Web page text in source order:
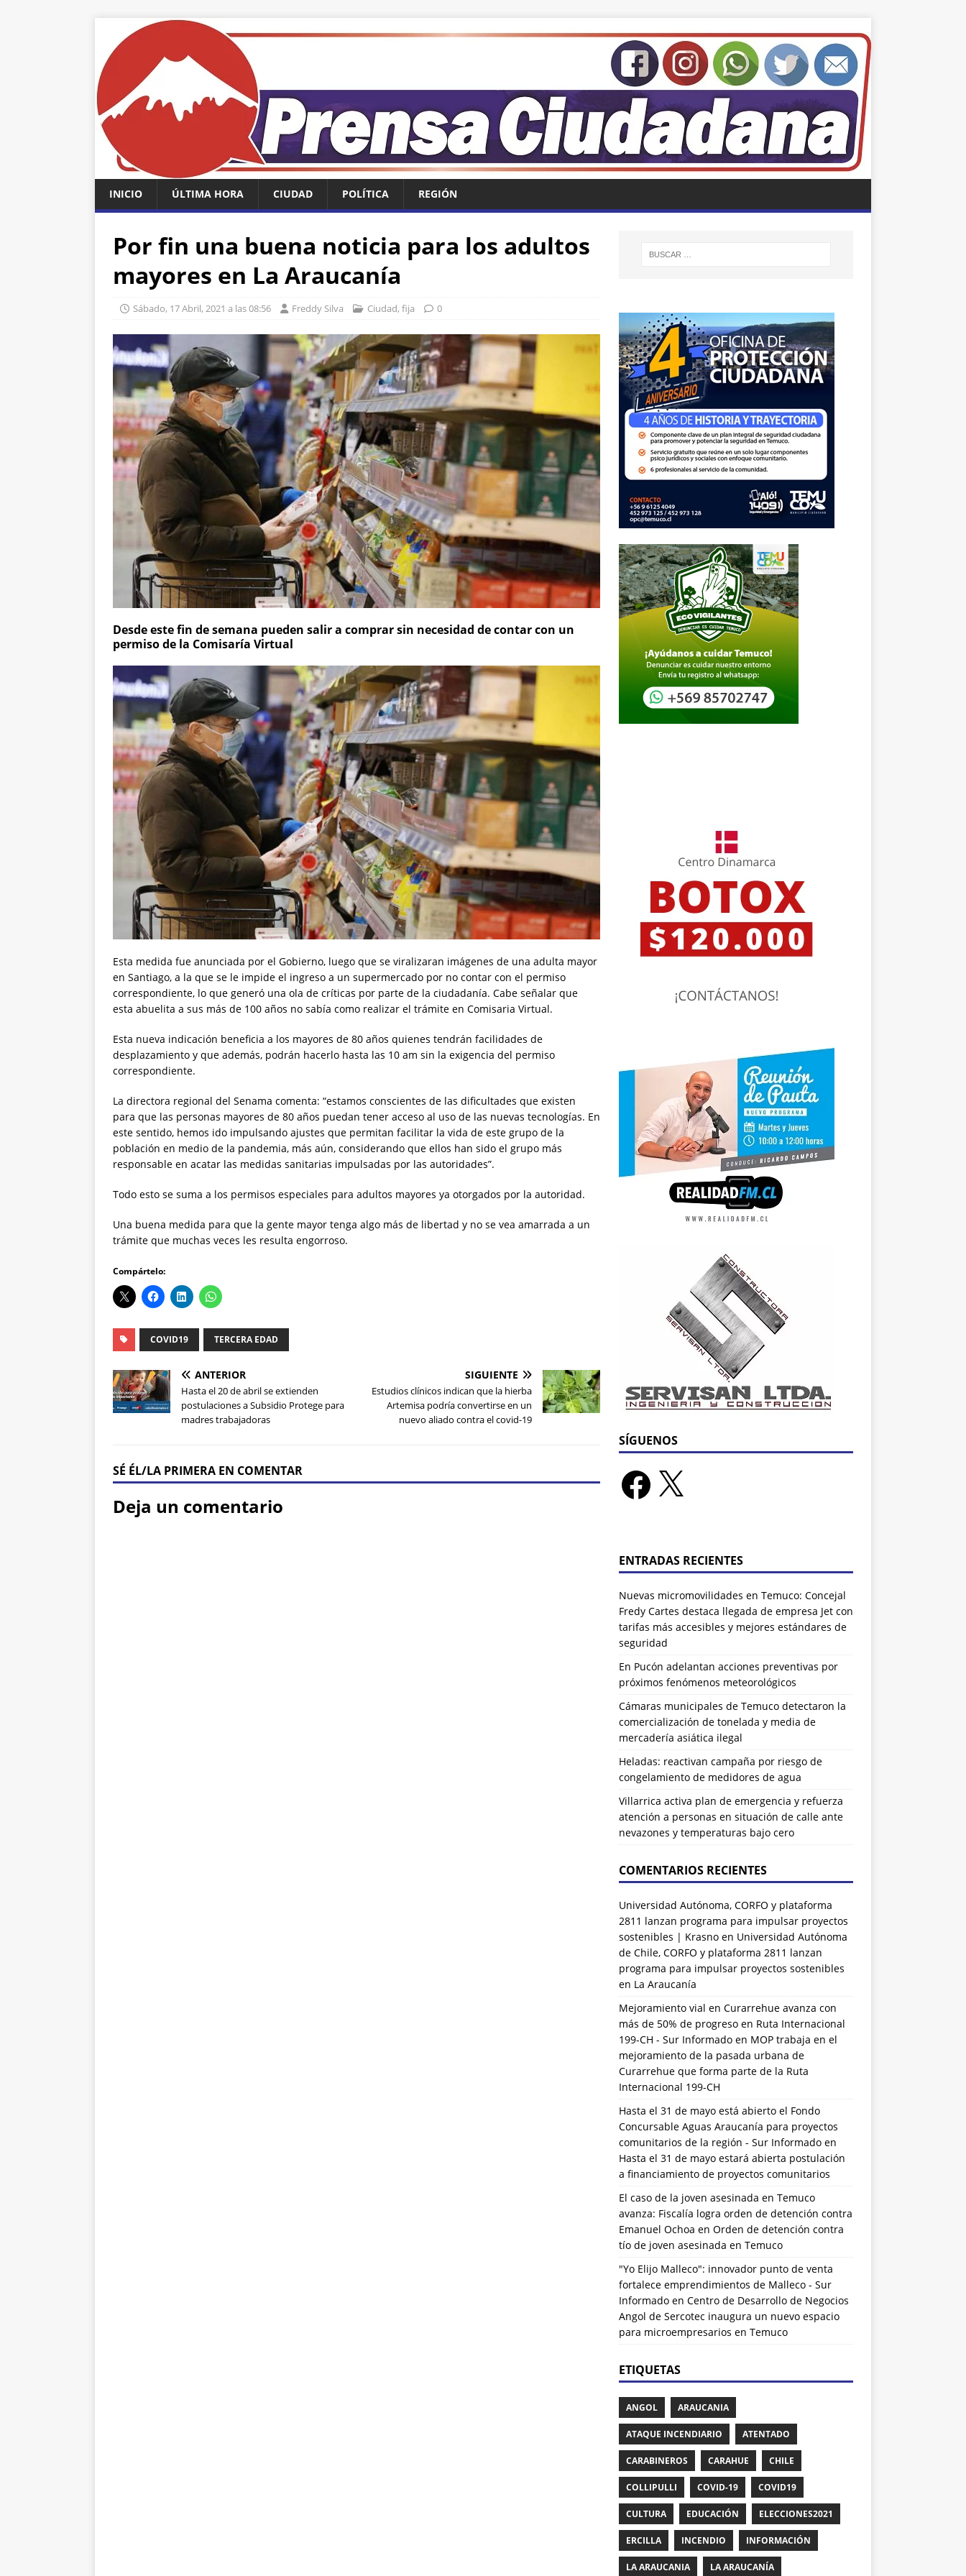
INICIO ÚLTIMA HORA CIUDAD POLÍTICA REGIÓN
Por fin una buena noticia para los adultos
mayores en La Araucanía
Sábado, 17 Abril, 2021 a las 08:56 Freddy Silva Ciudad, fija 0
Desde este fin de semana pueden salir a comprar sin necesidad de contar con un
permiso de la Comisaría Virtual
Esta medida fue anunciada por el Gobierno, luego que se viralizaran imágenes de una adulta mayor
en Santiago, a la que se le impide el ingreso a un supermercado por no contar con el permiso
correspondiente, lo que generó una ola de críticas por parte de la ciudadanía. Cabe señalar que
esta abuelita a sus más de 100 años no sabía como realizar el trámite en Comisaria Virtual.
Esta nueva indicación beneficia a los mayores de 80 años quienes tendrán facilidades de
desplazamiento y que además, podrán hacerlo hasta las 10 am sin la exigencia del permiso
correspondiente.
La directora regional del Senama comenta: “estamos conscientes de las dificultades que existen
para que las personas mayores de 80 años puedan tener acceso al uso de las nuevas tecnologías. En
este sentido, hemos ido impulsando ajustes que permitan facilitar la vida de este grupo de la
población en medio de la pandemia, más aún, considerando que ellos han sido el grupo más
responsable en acatar las medidas sanitarias impulsadas por las autoridades”.
Todo esto se suma a los permisos especiales para adultos mayores ya otorgados por la autoridad.
Una buena medida para que la gente mayor tenga algo más de libertad y no se vea amarrada a un
trámite que muchas veces les resulta engorroso.
Compártelo:
COVID19 TERCERA EDAD
ANTERIOR
Hasta el 20 de abril se extienden
postulaciones a Subsidio Protege para
madres trabajadoras
SIGUIENTE
Estudios clínicos indican que la hierba
Artemisa podría convertirse en un
nuevo aliado contra el covid-19
SÉ ÉL/LA PRIMERA EN COMENTAR
Deja un comentario
SÍGUENOS
ENTRADAS RECIENTES
Nuevas micromovilidades en Temuco: Concejal
Fredy Cartes destaca llegada de empresa Jet con
tarifas más accesibles y mejores estándares de
seguridad
En Pucón adelantan acciones preventivas por
próximos fenómenos meteorológicos
Cámaras municipales de Temuco detectaron la
comercialización de tonelada y media de
mercadería asiática ilegal
Heladas: reactivan campaña por riesgo de
congelamiento de medidores de agua
Villarrica activa plan de emergencia y refuerza
atención a personas en situación de calle ante
nevazones y temperaturas bajo cero
COMENTARIOS RECIENTES
Universidad Autónoma, CORFO y plataforma
2811 lanzan programa para impulsar proyectos
sostenibles | Krasnoen Universidad Autónoma
de Chile, CORFO y plataforma 2811 lanzan
programa para impulsar proyectos sostenibles
en La Araucanía
Mejoramiento vial en Curarrehue avanza con
más de 50% de progreso en Ruta Internacional
199-CH - Sur Informadoen MOP trabaja en el
mejoramiento de la pasada urbana de
Curarrehue que forma parte de la Ruta
Internacional 199-CH
Hasta el 31 de mayo está abierto el Fondo
Concursable Aguas Araucanía para proyectos
comunitarios de la región - Sur Informadoen
Hasta el 31 de mayo estará abierta postulación
a financiamiento de proyectos comunitarios
El caso de la joven asesinada en Temuco
avanza: Fiscalía logra orden de detención contra
Emanuel Ochoa en Orden de detención contra
tío de joven asesinada en Temuco
"Yo Elijo Malleco": innovador punto de venta
fortalece emprendimientos de Malleco - Sur
Informadoen Centro de Desarrollo de Negocios
Angol de Sercotec inaugura un nuevo espacio
para microempresarios en Temuco
ETIQUETAS
ANGOL ARAUCANIA
ATAQUE INCENDIARIO ATENTADO
CARABINEROS CARAHUE CHILE
COLLIPULLI COVID-19 COVID19
CULTURA EDUCACIÓN ELECCIONES2021
ERCILLA INCENDIO INFORMACIÓN
LA ARAUCANIA LA ARAUCANÍA